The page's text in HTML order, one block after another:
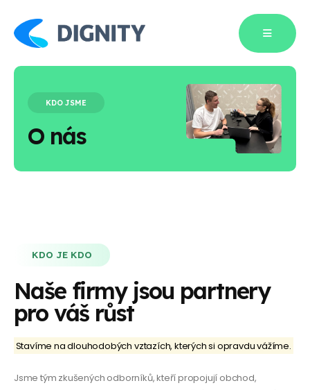
KDO JSME
O nás
KDO JE KDO
Naše firmy jsou partnery
pro váš růst
Stavíme na dlouhodobých vztazích, kterých si opravdu vážíme.
Jsme tým zkušených odborníků, kteří propojují obchod,